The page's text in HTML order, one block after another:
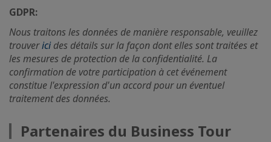
GDPR:
Nous traitons les données de manière responsable, veuillez
trouvericides détails sur la façon dont elles sont traitées et
les mesures de protection de la confidentialité. La
confirmation de votre participation à cet événement
constitue l'expression d'un accord pour un éventuel
traitement des données.
Partenaires du Business Tour